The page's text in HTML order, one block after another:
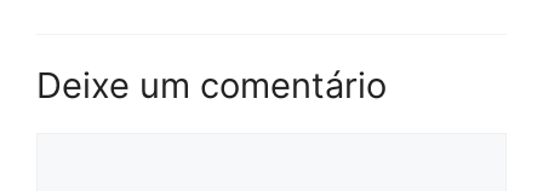
Deixe um comentário